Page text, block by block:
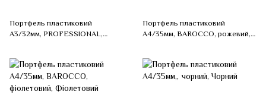
Портфель пластиковий
A3/32мм, PROFESSIONAL,
Портфель пластиковий
A4/35мм, BAROCCO, рожевий,